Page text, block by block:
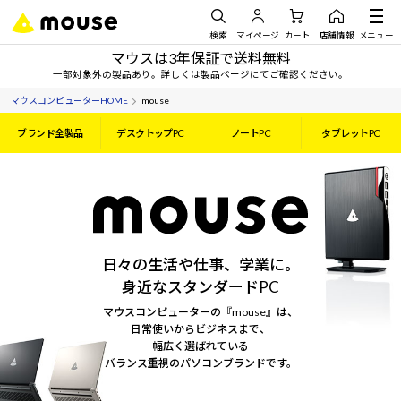
検索 マイページ カート 店舗情報 メニュー
マウスは3年保証で送料無料
一部対象外の製品あり。詳しくは製品ページにてご確認ください。
マウスコンピューターHOME mouse
ブランド全製品 デスクトップPC ノートPC タブレットPC
日々の生活や仕事、学業に。
身近なスタンダードPC
マウスコンピューターの『mouse』は、
日常使いからビジネスまで、
幅広く選ばれている
バランス重視のパソコンブランドです。